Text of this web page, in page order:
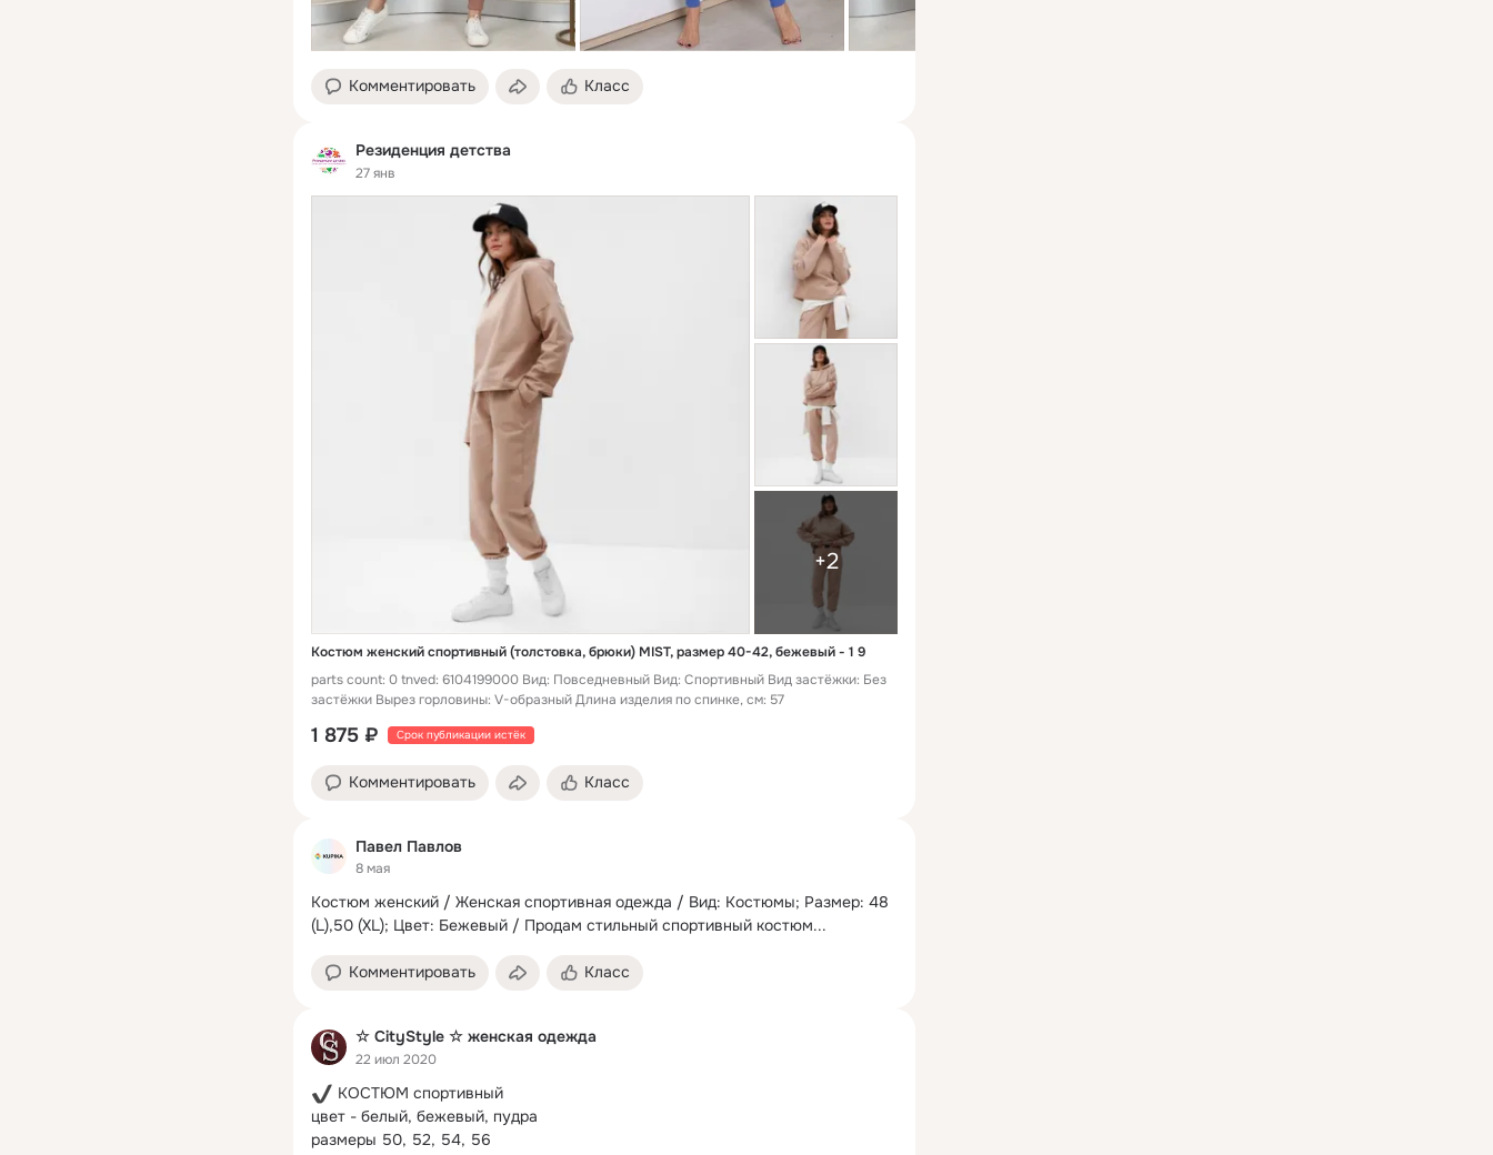
Комментировать Класс
Резиденция детства
27 янв
+2
Костюм женский спортивный (толстовка, брюки) MIST, размер 40-42, бежевый - 1 9
parts count: 0 tnved: 6104199000 Вид: Повседневный Вид: Спортивный Вид застёжки: Без
застёжки Вырез горловины: V-образный Длина изделия по спинке, см: 57
1 875 ₽ Срок публикации истёк
Комментировать Класс
Павел Павлов
8 мая
Костюм женский / Женская спортивная одежда / Вид: Костюмы; Размер: 48
(L),50 (XL); Цвет: Бежевый / Продам стильный спортивный костюм...
Комментировать Класс
☆ CityStyle ☆ женская одежда
22 июл 2020
КОСТЮМ спортивный
цвет - белый, бежевый, пудра
размеры 50, 52, 54, 56